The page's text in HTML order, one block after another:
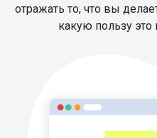
отражать то, что вы
какую пользу это